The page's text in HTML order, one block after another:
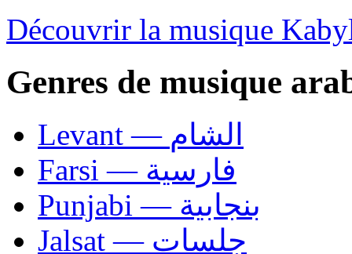
Découvrir la musique
Genres de musique
Levant — الشام
Farsi — فارسية
Punjabi — بنجابية
Jalsat — جلسات